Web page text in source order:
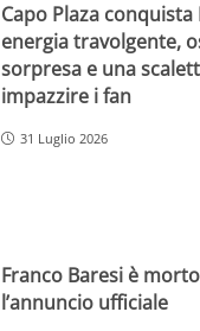
Capo Plaza conquista
energia travolgente,
sorpresa e una
impazzire i fan
31 Luglio 2026
Franco Baresi è
l’annuncio ufficiale